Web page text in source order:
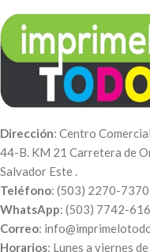
Dirección: Centro
44-B. KM 21 Carretera de
Salvador Este .
Teléfono: (503) 2270-7370
WhatsApp: (503) 7742-
Correo:
Horarios: Lunes a viernes